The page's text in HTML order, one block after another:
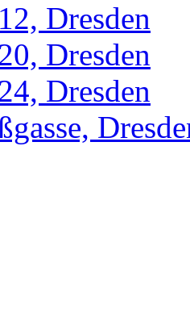
Dresden
Dresden
Dresden